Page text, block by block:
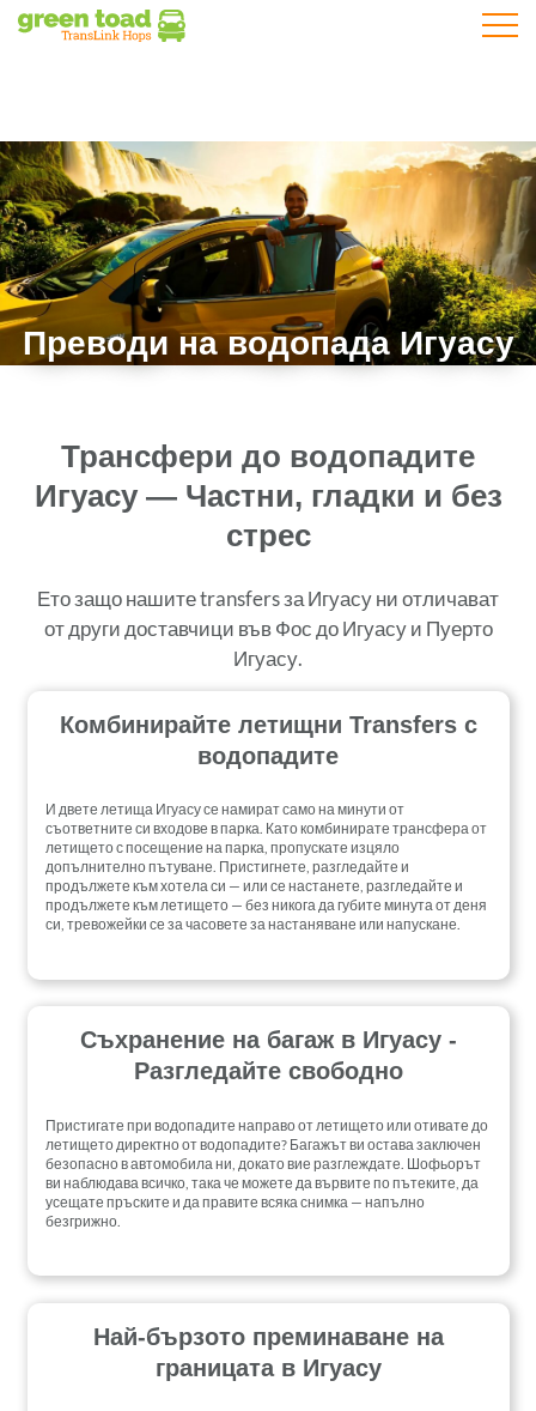
Преводи на водопада Игуасу
Трансфери до водопадите
Игуасу — Частни, гладки и без
стрес
Ето защо нашите transfers за Игуасу ни отличават
от други доставчици във Фос до Игуасу и Пуерто
Игуасу.
Комбинирайте летищни Transfers с
водопадите
И двете летища Игуасу се намират само на минути от
съответните си входове в парка. Като комбинирате трансфера от
летището с посещение на парка, пропускате изцяло
допълнително пътуване. Пристигнете, разгледайте и
продължете към хотела си — или се настанете, разгледайте и
продължете към летището — без никога да губите минута от деня
си, тревожейки се за часовете за настаняване или напускане.
Съхранение на багаж в Игуасу -
Разгледайте свободно
Пристигате при водопадите направо от летището или отивате до
летището директно от водопадите? Багажът ви остава заключен
безопасно в автомобила ни, докато вие разглеждате. Шофьорът
ви наблюдава всичко, така че можете да вървите по пътеките, да
усещате пръските и да правите всяка снимка — напълно
безгрижно.
Най-бързото преминаване на
границата в Игуасу